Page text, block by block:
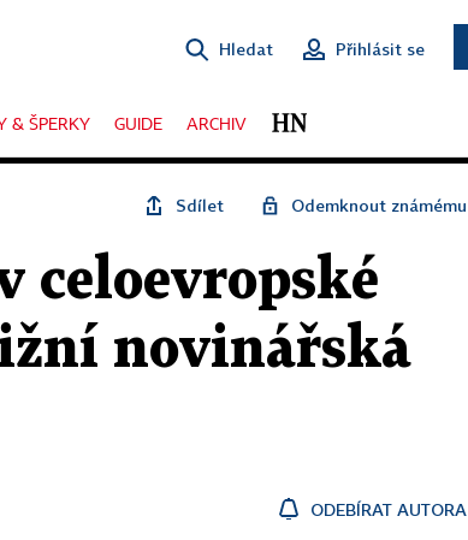
Hledat Přihlásit se
& ŠPERKY GUIDE ARCHIV
Sdílet Odemknout známému
celoevropské
novinářská
ODEBÍRAT AUTORA